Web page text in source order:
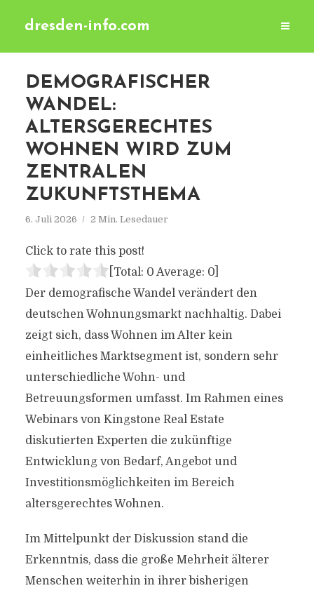
dresden-info.com
DEMOGRAFISCHER
WANDEL:
ALTERSGERECHTES
WOHNEN WIRD ZUM
ZENTRALEN
ZUKUNFTSTHEMA
6. Juli 2026 2 Min. Lesedauer
Click to rate this post!
[Total: 0 Average: 0]
Der demografische Wandel verändert den
deutschen Wohnungsmarkt nachhaltig. Dabei
zeigt sich, dass Wohnen im Alter kein
einheitliches Marktsegment ist, sondern sehr
unterschiedliche Wohn- und
Betreuungsformen umfasst. Im Rahmen eines
Webinars von Kingstone Real Estate
diskutierten Experten die zukünftige
Entwicklung von Bedarf, Angebot und
Investitionsmöglichkeiten im Bereich
altersgerechtes Wohnen.
Im Mittelpunkt der Diskussion stand die
Erkenntnis, dass die große Mehrheit älterer
Menschen weiterhin in ihrer bisherigen